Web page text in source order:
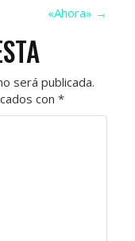
«Ahora» →
será publicada.
con *